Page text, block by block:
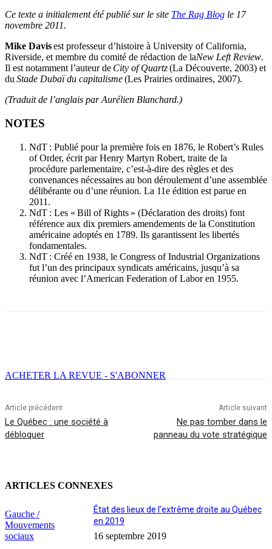
Ce texte a initialement été publié sur le site The Rag Blog le 17
novembre 2011.
Mike Davisest professeur d’histoire à University of California,
Riverside, et membre du comité de rédaction de laNew Left Review.
Il est notamment l’auteur de City of Quartz(La Découverte, 2003) et
du Stade Dubaï du capitalisme(Les Prairies ordinaires, 2007).
(Traduit de l’anglais par Aurélien Blanchard.)
NOTES
NdT : Publié pour la première fois en 1876, le Robert’s Rules
of Order, écrit par Henry Martyn Robert, traite de la
procédure parlementaire, c’est-à-dire des règles et des
convenances nécessaires au bon déroulement d’une assemblée
délibérante ou d’une réunion. La 11e édition est parue en
2011.
NdT : Les « Bill of Rights » (Déclaration des droits) font
référence aux dix premiers amendements de la Constitution
américaine adoptés en 1789. Ils garantissent les libertés
fondamentales.
NdT : Créé en 1938, le Congress of Industrial Organizations
fut l’un des principaux syndicats américains, jusqu’à sa
réunion avec l’American Federation of Labor en 1955.
ACHETER LA REVUE - S'ABONNER
Article précédent
Le Québec : une société à
débloquer
Article suivant
Ne pas tomber dans le
panneau du vote stratégique
ARTICLES CONNEXES
Gauche /
Mouvements
sociaux
État des lieux de l’extrême droite au Québec
en 2019
16 septembre 2019